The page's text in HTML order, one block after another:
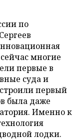
по
многие
первые в
суда и
первый
была даже
Именно к
лодки.